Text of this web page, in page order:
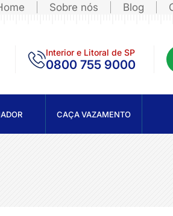
Sobre nós Blog
Interior e Litoral de SP
0800 755 9000
CAÇA VAZAMENTO